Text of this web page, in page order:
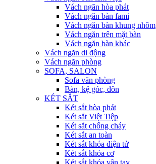
Vách ngăn hòa phát
Vách ngăn bàn fami
Vách ngăn bàn khung nhôm
Vách ngăn trên mặt bàn
Vách ngăn bàn khác
Vách ngăn di động
Vách ngăn phòng
SOFA, SALON
Sofa văn phòng
Bàn, kệ góc, đôn
KÉT SẮT
Két sắt hòa phát
Két sắt Việt Tiệp
Két sắt chống cháy
Két sắt an toàn
Két sắt khóa điện tử
Két sắt khóa cơ
Két sắt khóa vân tay